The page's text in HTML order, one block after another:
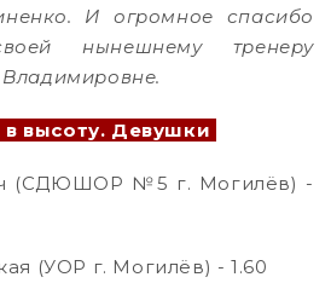
И огромное спасибо
нынешнему тренеру
высоту. Девушки
(СДЮШОР №5 г. Могилёв) -
(УОР г. Могилёв) - 1.60